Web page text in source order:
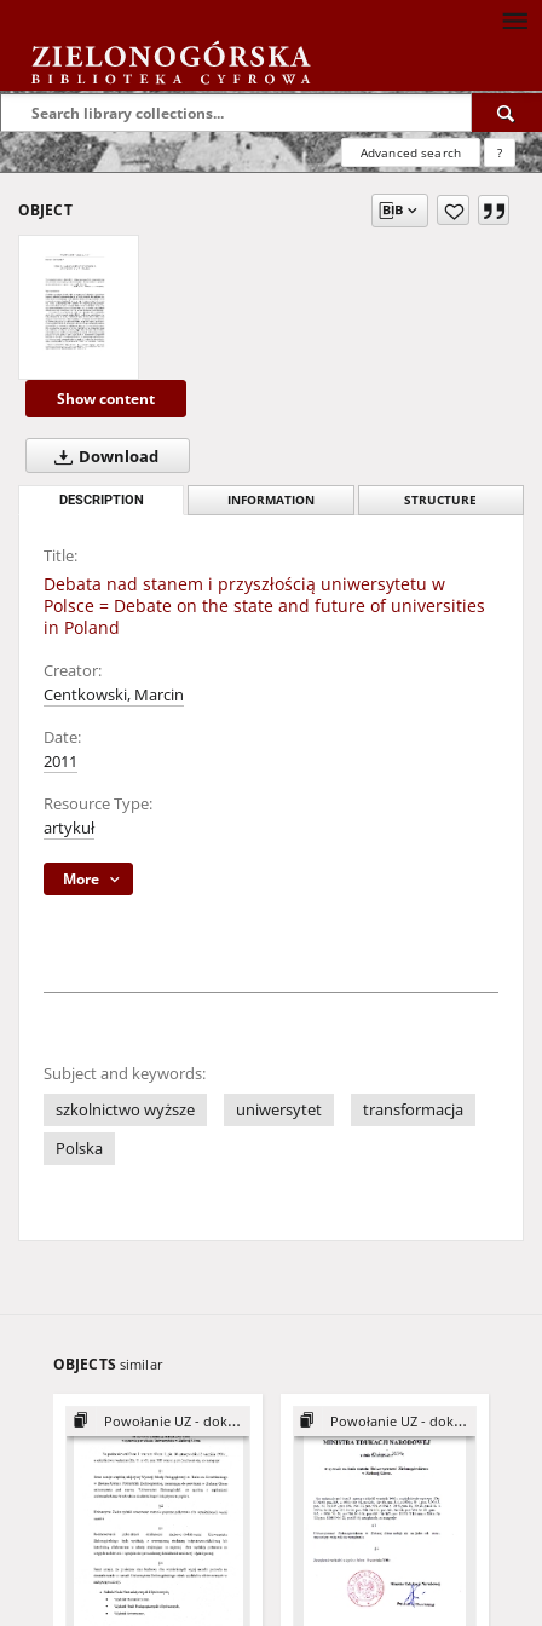
Advanced search ?
OBJECT
Show content
Download
DESCRIPTION INFORMATION STRUCTURE
Title:
Debata nad stanem i przyszłością uniwersytetu w
Polsce = Debate on the state and future of universities
in Poland
Creator:
Centkowski, Marcin
Date:
2011
Resource Type:
artykuł
More
Subject and keywords:
szkolnictwo wyższe
uniwersytet
transformacja
Polska
OBJECTS similar
Powołanie UZ - dokumenty Powołanie UZ - dokumenty